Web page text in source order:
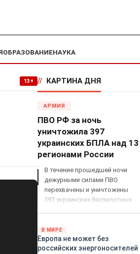
ОБРАЗОВАНИЕНАУКА
13+ // КАРТИНА ДНЯ
АРМИЯ
ПВО РФ за ночь
уничтожила 397
украинских БПЛА над 13
регионами России
В течение прошедшей ночи
дежурными силами ПВО
перехвачены и уничтожены
397 украинских беспилотных
территориями Белгородской,
Брянской, Воронежской,
Курской, Липецкой,
В МИРЕ
Европа не может без
российских энергоносителей